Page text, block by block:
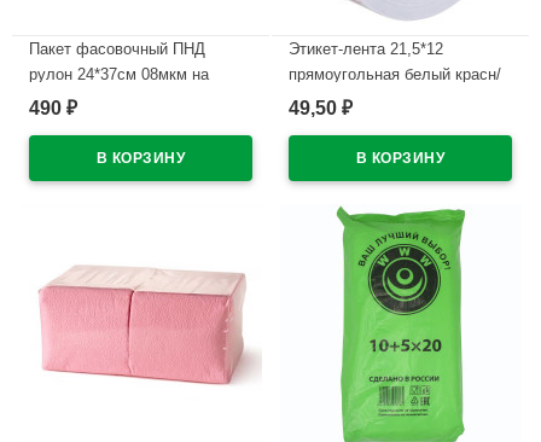
Пакет фасовочный ПНД
рулон 24*37см 08мкм на
втулке
490 ₽
Этикет-лента 21,5*12
прямоугольная белый красн/
полоса 800этикеток арт.30-
49,50 ₽